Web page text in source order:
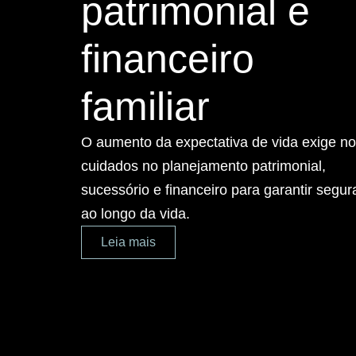
patrimonial e
financeiro
familiar
O aumento da expectativa de vida exige
cuidados no planejamento patrimonial,
sucessório e financeiro para garantir
ao longo da vida.
Leia mais